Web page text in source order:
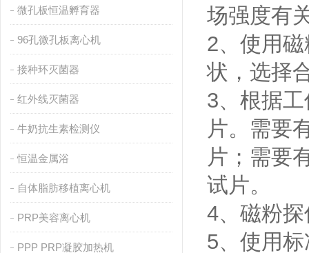
微孔板恒温孵育器
96孔微孔板离心机
接种环灭菌器
红外线灭菌器
牛奶抗生素检测仪
恒温金属浴
自体脂肪移植离心机
PRP美容离心机
PPP PRP凝胶加热机
场强度有
2、使用
状，选择
3、根据
片。需要
片；需要
试片。
4、磁粉
5、使用